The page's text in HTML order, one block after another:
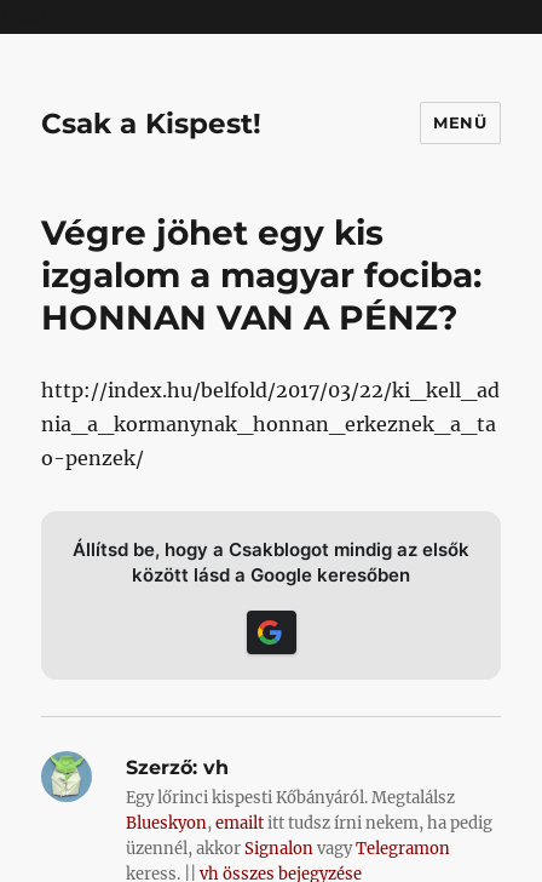
Csak a Kispest! MENÜ
Végre jöhet egy kis
izgalom a magyar fociba:
HONNAN VAN A PÉNZ?
http://index.hu/belfold/2017/03/22/ki_kell_ad
nia_a_kormanynak_honnan_erkeznek_a_ta
o-penzek/
Állítsd be, hogy a Csakblogot mindig az elsők
között lásd a Google keresőben
Szerző: vh
Egy lőrinci kispesti Kőbányáról. Megtalálsz
Blueskyon,emailtitt tudsz írni nekem, ha pedig
üzennél, akkorSignalonvagyTelegramon
keress. ||vh összes bejegyzése